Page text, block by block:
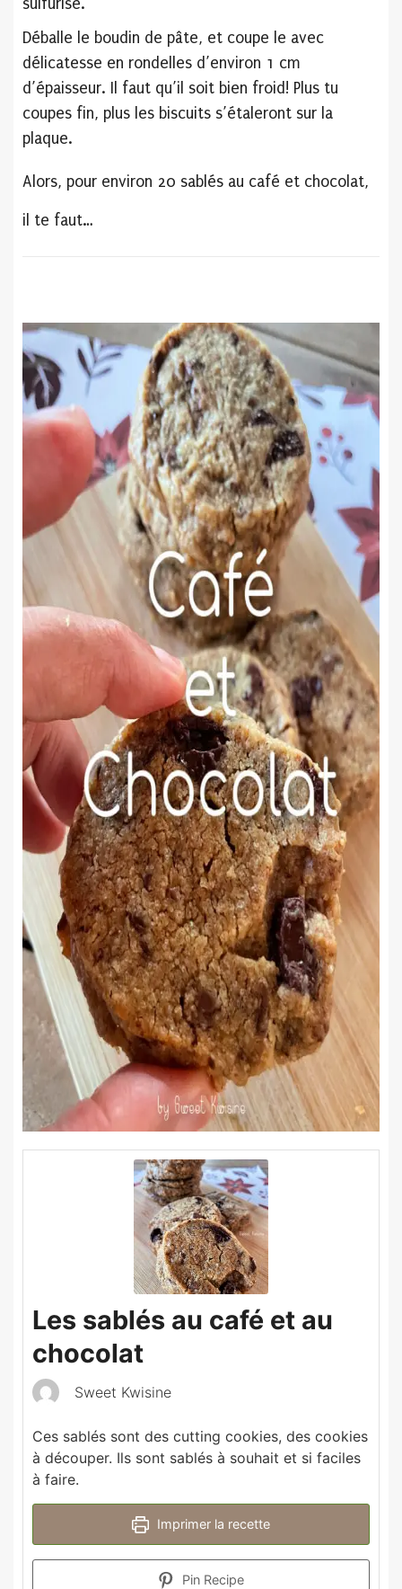
sulfurisé.
Déballe le boudin de pâte, et coupe le avec
délicatesse en rondelles d’environ 1 cm
d’épaisseur. Il faut qu’il soit bien froid! Plus tu
coupes fin, plus les biscuits s’étaleront sur la
plaque.
Alors, pour environ 20 sablés au café et chocolat,
il te faut…
Les sablés au café et au
chocolat
Sweet Kwisine
Ces sablés sont des cutting cookies, des cookies
à découper. Ils sont sablés à souhait et si faciles
à faire.
Imprimer la recette
Pin Recipe